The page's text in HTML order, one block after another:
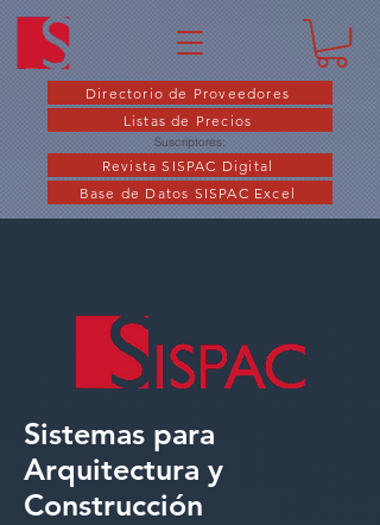
Suscriptores:
Revista SISPAC Digital
Base de Datos SISPAC Excel
Directorio de Proveedores
Listas de Precios
Sistemas para
Arquitectura y
Construcción